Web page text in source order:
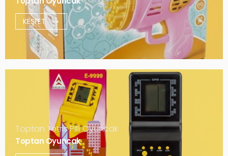
KEŞFET
Toptan Tetris Pilli Oyuncak
Toptan Oyuncak